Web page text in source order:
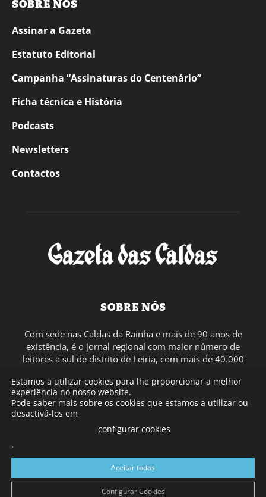
SOBRE NÓS
Assinar a Gazeta
Estatuto Editorial
Campanha “Assinaturas do Centenário”
Ficha técnica e História
Podcasts
Newsletters
Contactos
SOBRE NÓS
Com sede nas Caldas da Rainha e mais de 90 anos de
existência, é o jornal regional com maior número de
leitores a sul de distrito de Leiria, com mais de 40.000
em Portugal Continental e assinatura online.
SIGA-NOS
Estamos a utilizar cookies para lhe proporcionar a melhor
experiência no nosso website.
Pode saber mais sobre os cookies que estamos a utilizar ou
desactivá-los em
configurar cookies
.
Aceitar todas
Configurar Cookies